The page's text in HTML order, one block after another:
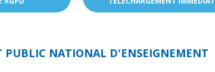
PUBLIC NATIONAL D'ENSEIGNEMENT